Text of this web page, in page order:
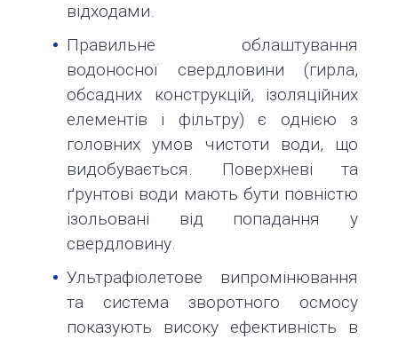
відходами.
Правильне облаштування
водоносної свердловини (гирла,
обсадних конструкцій, ізоляційних
елементів і фільтру) є однією з
головних умов чистоти води, що
видобувається. Поверхневі та
ґрунтові води мають бути повністю
ізольовані від попадання у
свердловину.
Ультрафіолетове випромінювання
та система зворотного осмосу
показують високу ефективність в